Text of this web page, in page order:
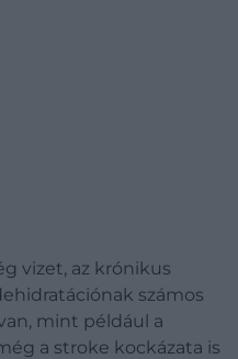
vizet, az krónikus
számos
mint például a
a stroke kockázata is